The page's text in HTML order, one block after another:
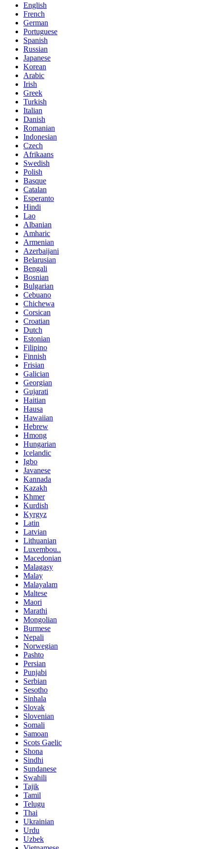
English
French
German
Portuguese
Spanish
Russian
Japanese
Korean
Arabic
Irish
Greek
Turkish
Italian
Danish
Romanian
Indonesian
Czech
Afrikaans
Swedish
Polish
Basque
Catalan
Esperanto
Hindi
Lao
Albanian
Amharic
Armenian
Azerbaijani
Belarusian
Bengali
Bosnian
Bulgarian
Cebuano
Chichewa
Corsican
Croatian
Dutch
Estonian
Filipino
Finnish
Frisian
Galician
Georgian
Gujarati
Haitian
Hausa
Hawaiian
Hebrew
Hmong
Hungarian
Icelandic
Igbo
Javanese
Kannada
Kazakh
Khmer
Kurdish
Kyrgyz
Latin
Latvian
Lithuanian
Luxembou..
Macedonian
Malagasy
Malay
Malayalam
Maltese
Maori
Marathi
Mongolian
Burmese
Nepali
Norwegian
Pashto
Persian
Punjabi
Serbian
Sesotho
Sinhala
Slovak
Slovenian
Somali
Samoan
Scots Gaelic
Shona
Sindhi
Sundanese
Swahili
Tajik
Tamil
Telugu
Thai
Ukrainian
Urdu
Uzbek